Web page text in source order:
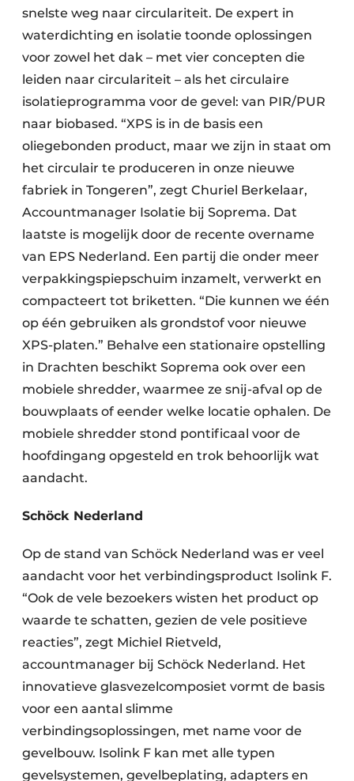
snelste weg naar circulariteit. De expert in
waterdichting en isolatie toonde oplossingen
voor zowel het dak – met vier concepten die
leiden naar circulariteit – als het circulaire
isolatieprogramma voor de gevel: van PIR/PUR
naar biobased. “XPS is in de basis een
oliegebonden product, maar we zijn in staat om
het circulair te produceren in onze nieuwe
fabriek in Tongeren”, zegt Churiel Berkelaar,
Accountmanager Isolatie bij Soprema. Dat
laatste is mogelijk door de recente overname
van EPS Nederland. Een partij die onder meer
verpakkingspiepschuim inzamelt, verwerkt en
compacteert tot briketten. “Die kunnen we één
op één gebruiken als grondstof voor nieuwe
XPS-platen.” Behalve een stationaire opstelling
in Drachten beschikt Soprema ook over een
mobiele shredder, waarmee ze snij-afval op de
bouwplaats of eender welke locatie ophalen. De
mobiele shredder stond pontificaal voor de
hoofdingang opgesteld en trok behoorlijk wat
aandacht.
Schöck Nederland
Op de stand van Schöck Nederland was er veel
aandacht voor het verbindingsproduct Isolink F.
“Ook de vele bezoekers wisten het product op
waarde te schatten, gezien de vele positieve
reacties”, zegt Michiel Rietveld,
accountmanager bij Schöck Nederland. Het
innovatieve glasvezelcomposiet vormt de basis
voor een aantal slimme
verbindingsoplossingen, met name voor de
gevelbouw. Isolink F kan met alle typen
gevelsystemen, gevelbeplating, adapters en